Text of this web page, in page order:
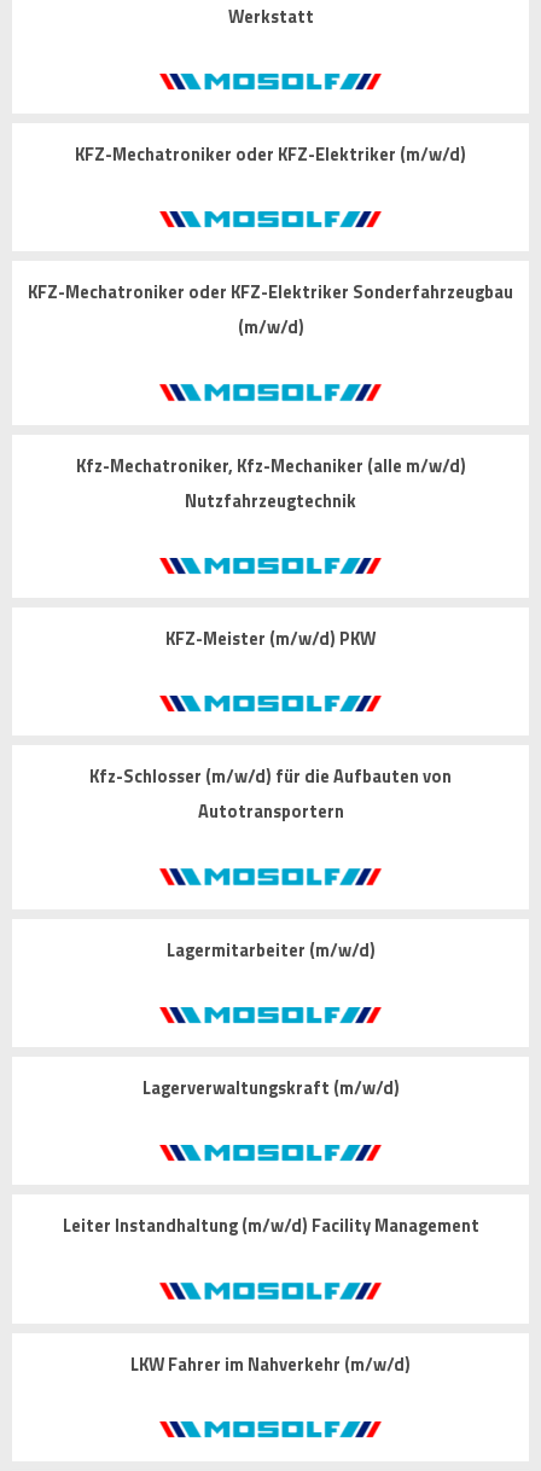
Werkstatt
KFZ-Mechatroniker oder KFZ-Elektriker (m/w/d)
KFZ-Mechatroniker oder KFZ-Elektriker Sonderfahrzeugbau
(m/w/d)
Kfz-Mechatroniker, Kfz-Mechaniker (alle m/w/d)
Nutzfahrzeugtechnik
KFZ-Meister (m/w/d) PKW
Kfz-Schlosser (m/w/d) für die Aufbauten von
Autotransportern
Lagermitarbeiter (m/w/d)
Lagerverwaltungskraft (m/w/d)
Leiter Instandhaltung (m/w/d) Facility Management
LKW Fahrer im Nahverkehr (m/w/d)